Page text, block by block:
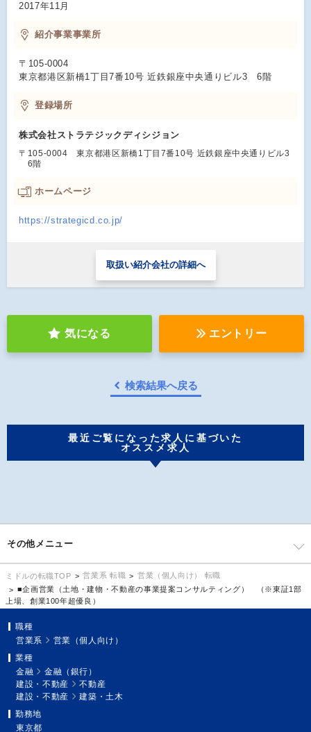
2017年11月
紹介事業事業所
〒105-0004
東京都港区新橋1丁目7番10号 近鉄銀座中央通りビル3 6階
登録場所
株式会社ストラテジックディシジョン
〒105-0004 東京都港区新橋1丁目7番10号 近鉄銀座中央通りビル3
6階
ホームページ
https://strategicd.co.jp/
取扱い紹介会社の詳細へ
気になる エントリー
検索結果へ戻る
最近ご覧になった求人に基づいた
オススメ求人
その他メニュー
ミドルの転職TOP 営業系 転職
営業（個人向け） 転職
■企画営業（土地・建物・不動産の事業提案コンサルティング） （※東証1部
上場、創業100年超優良）
職種
営業系
営業（個人向け）
業種
金融
金融（銀行）
建設・不動産
不動産
建設・不動産
建築・土木
勤務地
東京都